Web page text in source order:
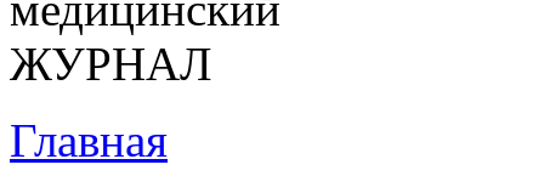
Главная